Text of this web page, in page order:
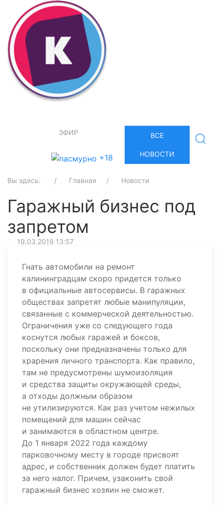
ЭФИР
+18
ВСЕ
НОВОСТИ
Вы здесь: Главная Новости
Гаражный бизнес под
запретом
19.03.2019 13:57
Гнать автомобили на ремонт
калининградцам скоро придется только
в официальные автосервисы. В гаражных
обществах запретят любые манипуляции,
связанные с коммерческой деятельностью.
Ограничения уже со следующего года
коснутся любых гаражей и боксов,
поскольку они предназначены только для
храрения личного транспорта. Как правило,
там не предусмотрены шумоизоляция
и средства защиты окружающей среды,
а отходы должным образом
не утилизируются. Как раз учетом нежилых
помещений для машин сейчас
и занимаются в областном центре.
До 1 января 2022 года каждому
парковочному месту в городе присвоят
адрес, и собственник должен будет платить
за него налог. Причем, узаконить свой
гаражный бизнес хозяин не сможет.